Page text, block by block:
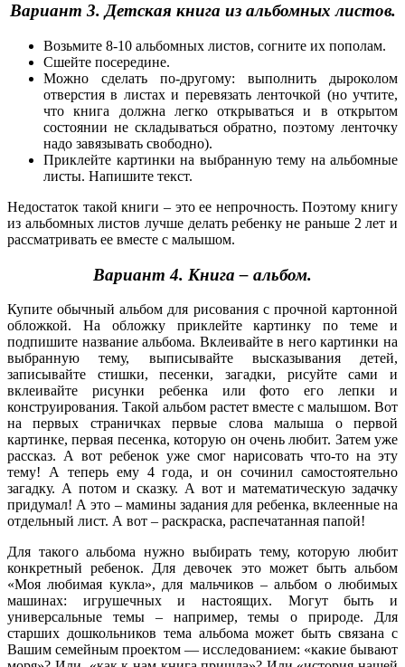
Вариант 3. Детская книга из альбомных листов.
Возьмите 8-10 альбомных листов, согните их пополам.
Сшейте посередине.
Можно сделать по-другому: выполнить дыроколом
отверстия в листах и перевязать ленточкой (но учтите,
что книга должна легко открываться и в открытом
состоянии не складываться обратно, поэтому ленточку
надо завязывать свободно).
Приклейте картинки на выбранную тему на альбомные
листы. Напишите текст.
Недостаток такой книги – это ее непрочность. Поэтому книгу
из альбомных листов лучше делать ребенку не раньше 2 лет и
рассматривать ее вместе с малышом.
Вариант 4. Книга – альбом.
Купите обычный альбом для рисования с прочной картонной
обложкой. На обложку приклейте картинку по теме и
подпишите название альбома. Вклеивайте в него картинки на
выбранную тему, выписывайте высказывания детей,
записывайте стишки, песенки, загадки, рисуйте сами и
вклеивайте рисунки ребенка или фото его лепки и
конструирования. Такой альбом растет вместе с малышом. Вот
на первых страничках первые слова малыша о первой
картинке, первая песенка, которую он очень любит. Затем уже
рассказ. А вот ребенок уже смог нарисовать что-то на эту
тему! А теперь ему 4 года, и он сочинил самостоятельно
загадку. А потом и сказку. А вот и математическую задачку
придумал! А это – мамины задания для ребенка, вклеенные на
отдельный лист. А вот – раскраска, распечатанная папой!
Для такого альбома нужно выбирать тему, которую любит
конкретный ребенок. Для девочек это может быть альбом
«Моя любимая кукла», для мальчиков – альбом о любимых
машинах: игрушечных и настоящих. Могут быть и
универсальные темы – например, темы о природе. Для
старших дошкольников тема альбома может быть связана с
Вашим семейным проектом — исследованием: «какие бывают